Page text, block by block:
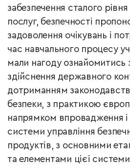
забезпечення сталого
послуг, безпечності
задоволення очікувань і
час навчального процесу
мали нагоду ознайомитись
здійснення державного
дотриманням
безпеки, з практикою
напрямком впровадження і
системи управління
продуктів, з основними
та елементами цієї